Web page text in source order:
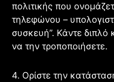
πολιτικής που
τηλεφώνου –
συσκευή”. Κάντε διπλό
να την τροποποιήσετε.
4. Ορίστε την